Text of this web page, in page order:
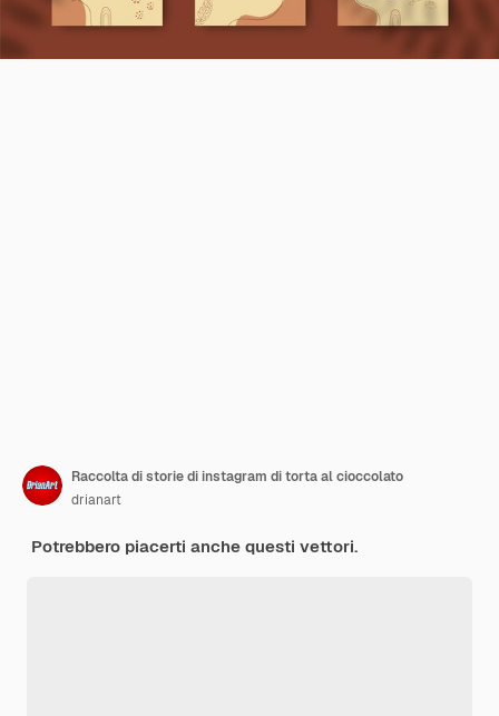
Raccolta di storie di instagram di torta al cioccolato
drianart
Potrebbero piacerti anche questi vettori.